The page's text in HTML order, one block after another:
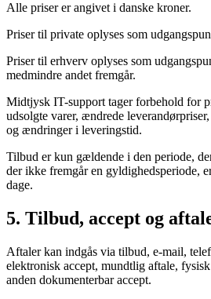
Alle priser er angivet i danske kroner.
Priser til private oplyses som
Priser til erhverv oplyses som
medmindre andet fremgår.
Midtjysk IT-support tager forbehold for
udsolgte varer, ændrede
og ændringer i leveringstid.
Tilbud er kun gældende i den periode,
der ikke fremgår en gyldighedsperiode,
dage.
5. Tilbud, accept og
Aftaler kan indgås via tilbud, e-mail,
elektronisk accept, mundtlig aftale,
anden dokumenterbar accept.